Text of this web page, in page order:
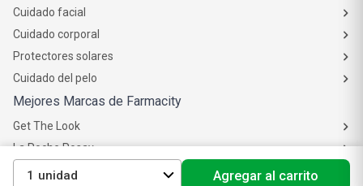
1 Agregar al carrito
Cuidado facial
Cuidado corporal
Protectores solares
Cuidado del pelo
Mejores Marcas de Farmacity
Get The Look
La Roche Posay
Vichy